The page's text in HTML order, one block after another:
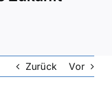
Zurück Vor